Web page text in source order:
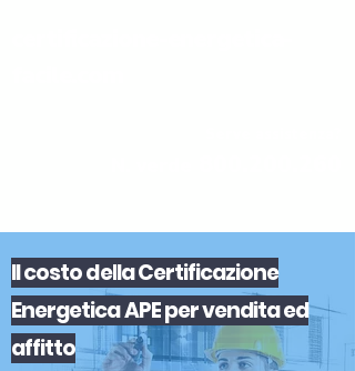
IlcostodellaCertificazione
Energetica APEpervenditaed
affitto